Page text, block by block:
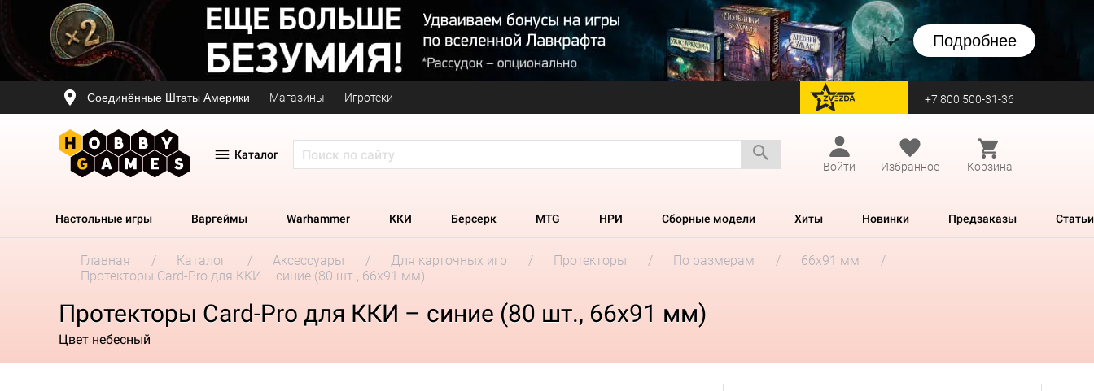
Подробнее
Соединённые Штаты Америки Магазины Игротеки перейти на Zvezda +7 800 500-31-36
Каталог
Войти
Избранное Корзина
Настольные игры Варгеймы Warhammer ККИ Берсерк MTG НРИ Сборные модели Хиты Новинки Предзаказы Статьи
Главная Каталог Аксессуары Для карточных игр Протекторы По размерам
66x91 мм
Протекторы Card-Pro для ККИ – синие (80 шт., 66x91 мм)
Протекторы Card-Pro для ККИ – синие (80 шт., 66x91 мм)
Цвет небесный